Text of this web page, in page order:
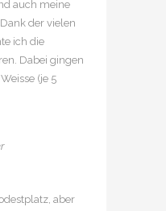
auch meine
der vielen
ich die
Dabei gingen
(je 5
aber